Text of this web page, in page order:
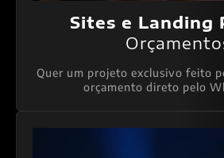
Sites e Landing
Quer um projeto exclusivo feito
orçamento direto pelo